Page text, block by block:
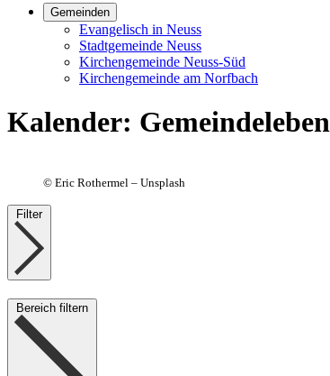
Gemeinden
Evangelisch in Neuss
Stadtgemeinde Neuss
Kirchengemeinde Neuss-Süd
Kirchengemeinde am Norfbach
Kalender: Gemeindeleben
© Eric Rothermel – Unsplash
Filter